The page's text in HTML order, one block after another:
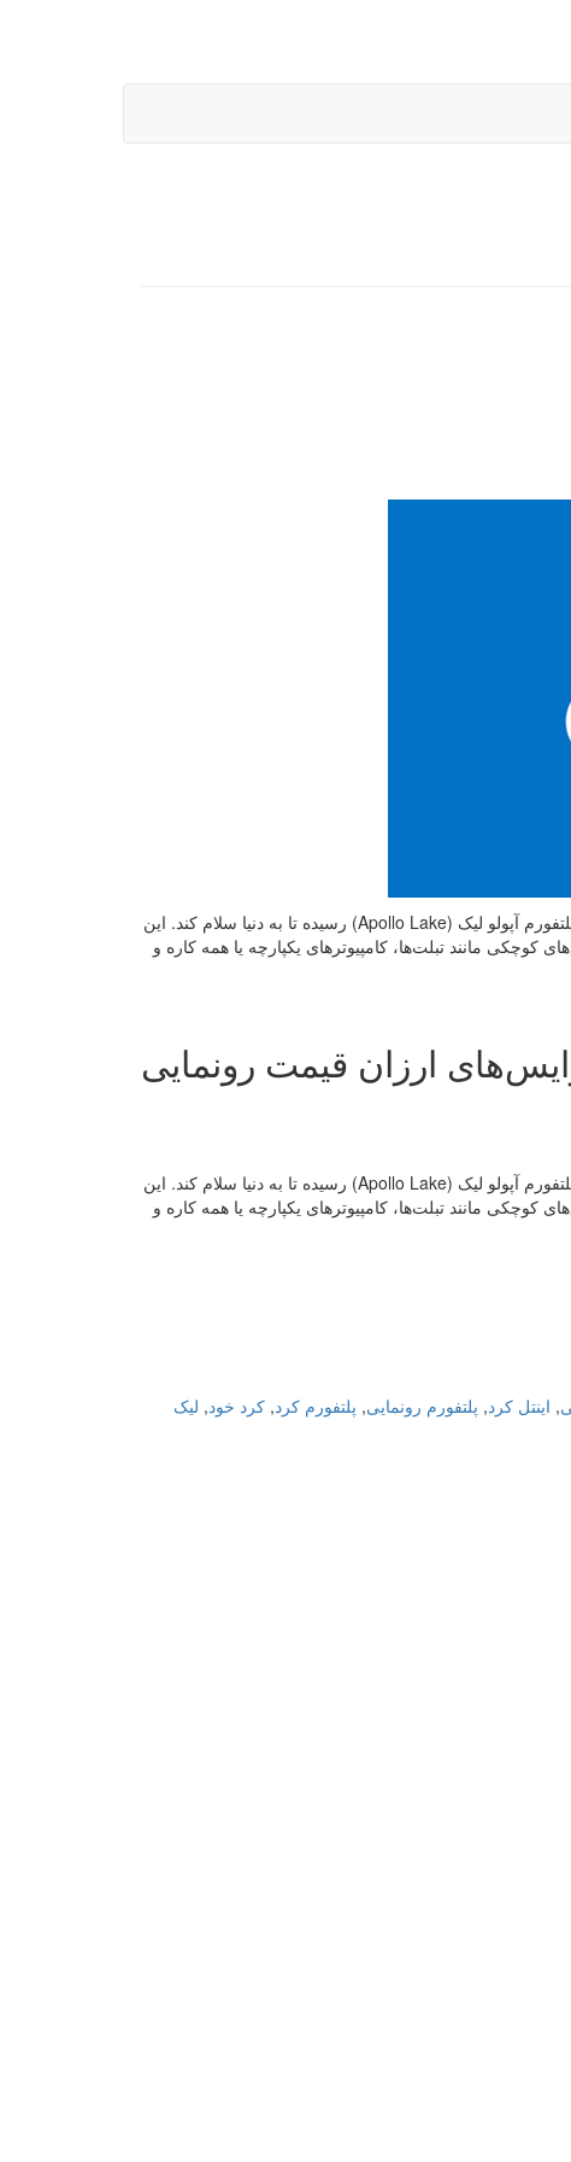
سال گذشته بود که پلتفورم Cherry Trail توسط اینتل معرفی شد و حال نوبت به پلتفورم آپولو لیک (Apollo Lake) رسیده تا به دنیا سلام کند. این
مانند تبلت‌ها، کامپیوترهای یکپارچه یا همه کاره و
ارزان قیمت رونمایی
سال گذشته بود که پلتفورم Cherry Trail توسط اینتل معرفی شد و حال نوبت به پلتفورم آپولو لیک (Apollo Lake) رسیده تا به دنیا سلام کند. این
مانند تبلت‌ها، کامپیوترهای یکپارچه یا همه کاره و
, اینتل کرد, پلتفورم رونمایی, پلتفورم کرد, کرد خود, لیک